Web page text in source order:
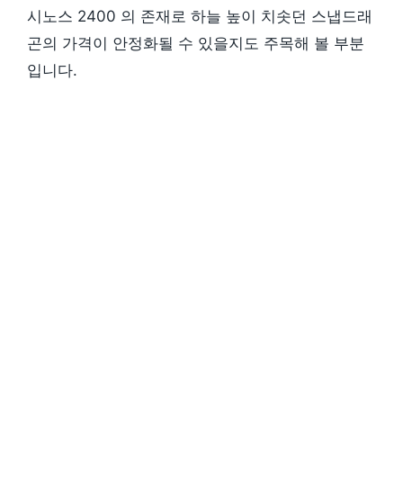
시노스 2400 의 존재로 하늘 높이 치솟던 스냅드래
곤의 가격이 안정화될 수 있을지도 주목해 볼 부분
입니다.